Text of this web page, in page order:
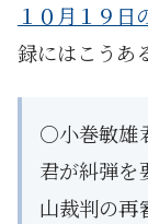
１０月１９
録にはこうあ
○小巻敏雄
君が糾弾を
山裁判の再